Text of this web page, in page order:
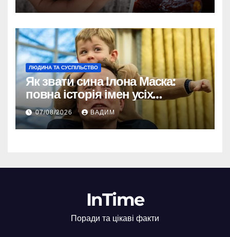
ЛЮДИНА ТА СУСПІЛЬСТВО
Як звати сина Ілона Маска:
повна історія імен усіх
хлопчиків мільярдера
07/08/2026 ВАДИМ
InTime
Поради та цікаві факти